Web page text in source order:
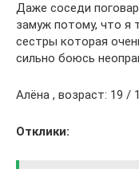
Даже соседи
замуж потому, что я
сестры которая
сильно боюсь
Алёна , возраст: 19 /
Отклики: